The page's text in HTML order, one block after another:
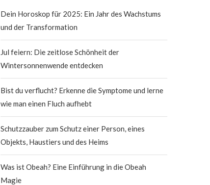
Dein Horoskop für 2025: Ein Jahr des Wachstums
und der Transformation
Jul feiern: Die zeitlose Schönheit der
Wintersonnenwende entdecken
Bist du verflucht? Erkenne die Symptome und lerne
wie man einen Fluch aufhebt
Schutzzauber zum Schutz einer Person, eines
Objekts, Haustiers und des Heims
Was ist Obeah? Eine Einführung in die Obeah
Magie